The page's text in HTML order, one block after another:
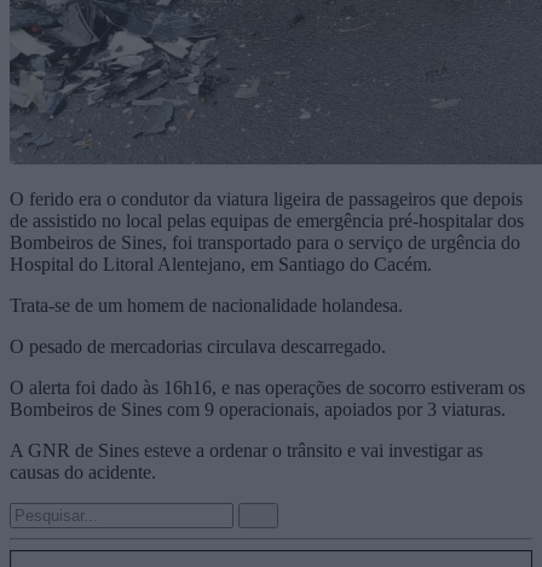
O ferido era o condutor da viatura ligeira de passageiros que depois
de assistido no local pelas equipas de emergência pré-hospitalar dos
Bombeiros de Sines, foi transportado para o serviço de urgência do
Hospital do Litoral Alentejano, em Santiago do Cacém.
Trata-se de um homem de nacionalidade holandesa.
O pesado de mercadorias circulava descarregado.
O alerta foi dado às 16h16, e nas operações de socorro estiveram os
Bombeiros de Sines com 9 operacionais, apoiados por 3 viaturas.
A GNR de Sines esteve a ordenar o trânsito e vai investigar as
causas do acidente.